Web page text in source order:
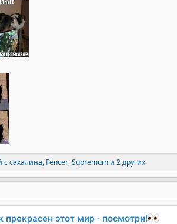
с сахалина, Fencer,Supremum и 2 других